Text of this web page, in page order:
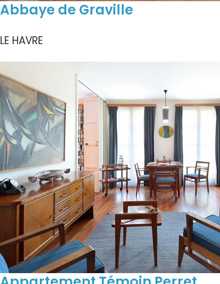
Abbaye de Graville
LE HAVRE